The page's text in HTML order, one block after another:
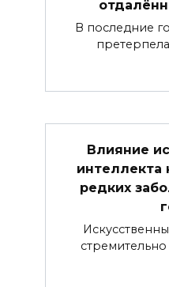
В последние
Влияние
интеллекта
редких